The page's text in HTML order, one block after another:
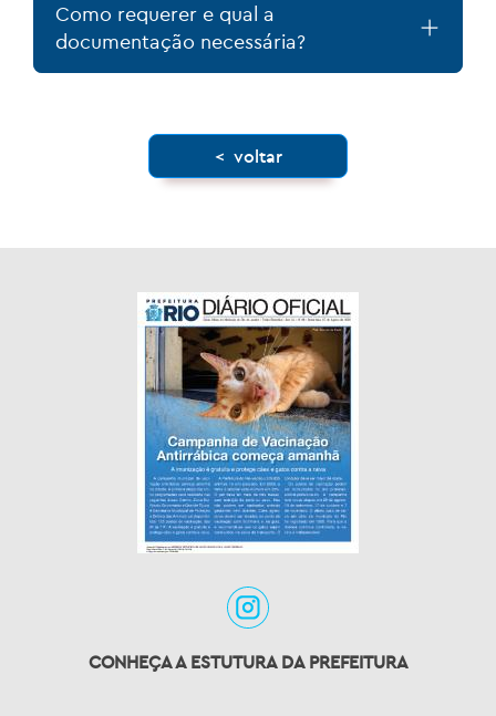
Como requerer e qual a
documentação necessária?
< voltar
CONHEÇA A ESTUTURA DA PREFEITURA